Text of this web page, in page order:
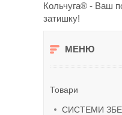
Кольчуга® - Ваш
затишку!
Товари
СИСТЕМИ